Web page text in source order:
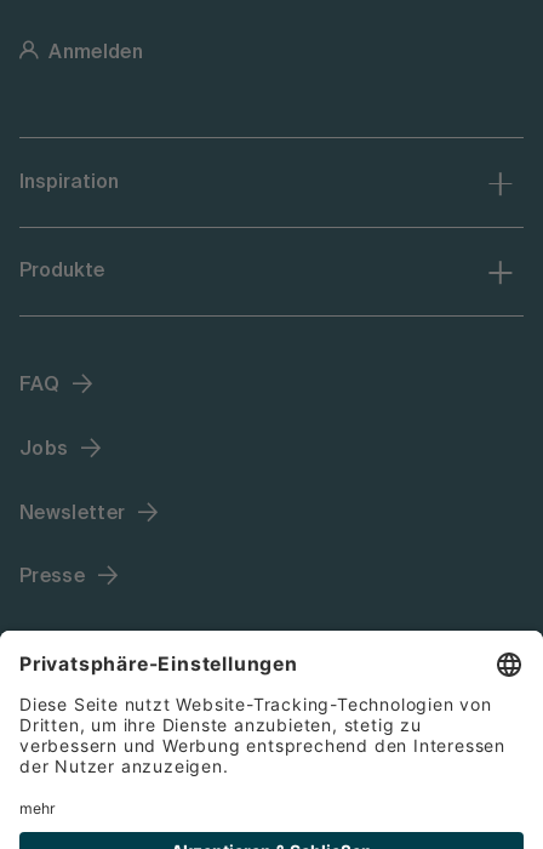
Anmelden
Inspiration
Produkte
FAQ
Jobs
Newsletter
Presse